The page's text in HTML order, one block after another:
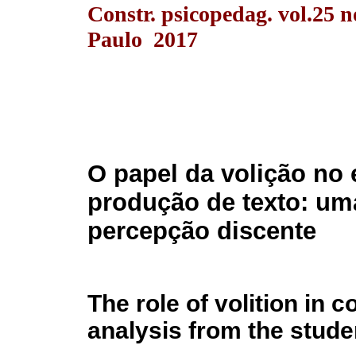
Constr. psicopedag. vol.25
Paulo 2017
O papel da volição no
produção de texto:
percepção discente
The role of volition in
analysis from the